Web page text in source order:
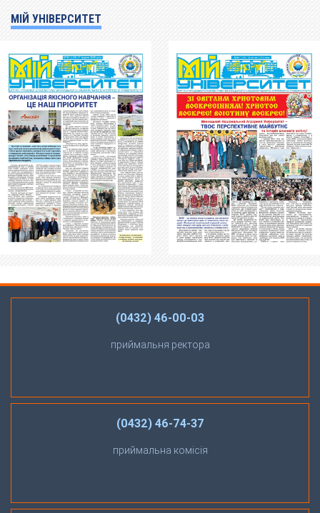
МІЙ УНІВЕРСИТЕТ
(0432) 46-00-03
приймальня ректора
(0432) 46-74-37
приймальна комісія